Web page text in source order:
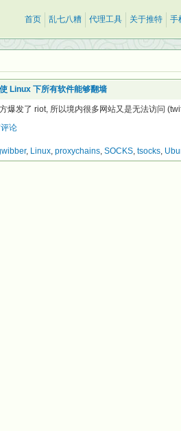
首页 乱七八糟 代理工具 关于推特 手
Linux 下所有软件能够翻墙
爆发了 riot, 所以境内很多网站又是无法访问
论
, Linux, proxychains, SOCKS, tsocks,